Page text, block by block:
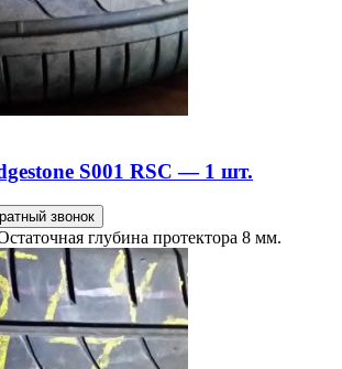
S001 RSC — 1 шт.
звонок
глубина протектора 8 мм.